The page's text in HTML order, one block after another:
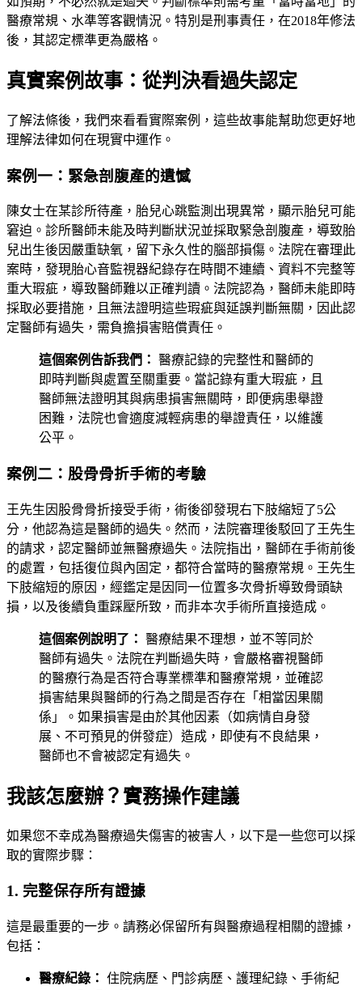
醫療常規、水準等客觀情況。特別是刑事責任，在2018年修法
後，其認定標準更為嚴格。
真實案例故事：從判決看過失認定
了解法條後，我們來看看實際案例，這些故事能幫助您更好地
理解法律如何在現實中運作。
案例一：緊急剖腹產的遺憾
陳女士在某診所待產，胎兒心跳監測出現異常，顯示胎兒可能
窘迫。診所醫師未能及時判斷狀況並採取緊急剖腹產，導致胎
兒出生後因嚴重缺氧，留下永久性的腦部損傷。法院在審理此
案時，發現胎心音監視器紀錄存在時間不連續、資料不完整等
重大瑕疵，導致醫師難以正確判讀。法院認為，醫師未能即時
採取必要措施，且無法證明這些瑕疵與延誤判斷無關，因此認
定醫師有過失，需負擔損害賠償責任。
這個案例告訴我們： 醫療記錄的完整性和醫師的
即時判斷與處置至關重要。當記錄有重大瑕疵，且
醫師無法證明其與病患損害無關時，即便病患舉證
困難，法院也會適度減輕病患的舉證責任，以維護
公平。
案例二：股骨骨折手術的考驗
王先生因股骨骨折接受手術，術後卻發現右下肢縮短了5公
分，他認為這是醫師的過失。然而，法院審理後駁回了王先生
的請求，認定醫師並無醫療過失。法院指出，醫師在手術前後
的處置，包括復位與內固定，都符合當時的醫療常規。王先生
下肢縮短的原因，經鑑定是因同一位置多次骨折導致骨頭缺
損，以及後續負重踩壓所致，而非本次手術所直接造成。
這個案例說明了： 醫療結果不理想，並不等同於
醫師有過失。法院在判斷過失時，會嚴格審視醫師
的醫療行為是否符合專業標準和醫療常規，並確認
損害結果與醫師的行為之間是否存在「相當因果關
係」。如果損害是由於其他因素（如病情自身發
展、不可預見的併發症）造成，即使有不良結果，
醫師也不會被認定有過失。
我該怎麼辦？實務操作建議
如果您不幸成為醫療過失傷害的被害人，以下是一些您可以採
取的實際步驟：
1. 完整保存所有證據
這是最重要的一步。請務必保留所有與醫療過程相關的證據，
包括：
醫療紀錄： 住院病歷、門診病歷、護理紀錄、手術紀